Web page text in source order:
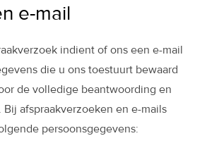
e-mail
indient of ons een e-mail
die u ons toestuurt bewaard
de volledige beantwoording en
afspraakverzoeken en e-mails
persoonsgegevens: